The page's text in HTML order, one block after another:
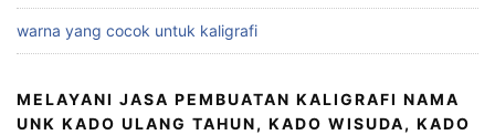
warna yang cocok untuk kaligrafi
MELAYANI JASA PEMBUATAN KALIGRAFI NAMA
UNK KADO ULANG TAHUN, KADO WISUDA, KADO